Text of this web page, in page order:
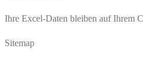
Ihre Excel-Daten bleiben auf Ihrem
Sitemap